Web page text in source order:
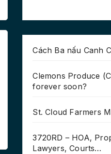
Cách Ba nấu Canh
Clemons Produce
forever soon?
St. Cloud Farmers
3720RD – HOA,
Lawyers, Courts…